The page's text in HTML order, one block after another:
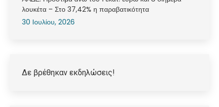
λουκέτα – Στο 37,42% η παραβατικότητα
30 Ιουλίου, 2026
Δε βρέθηκαν εκδηλώσεις!